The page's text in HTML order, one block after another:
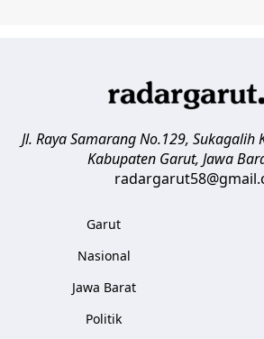
Jl. Raya Samarang No.129, Sukagalih
Kabupaten Garut, Jawa
Garut
Nasional
Jawa Barat
Politik